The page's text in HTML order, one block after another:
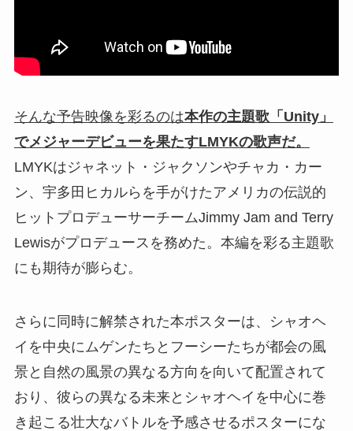
そんな予告映像を彩るのは本作の主題歌「Unity」
でメジャーデビューを果たすLMYKの歌声だ。
LMYKはジャネット・ジャクソンやチャカ・カー
ン、宇多田ヒカルらを手がけたアメリカの伝説的
ヒットプロデューサーチームJimmy Jam and Terry
Lewisがプロデュースを務めた。本編を彩る主題歌
にも期待が膨らむ。
さらに同時に解禁された本ポスターは、シャオヘ
イを中央にムゲンたちとフーシーたちが都会の風
景と自然の風景の異なる方向を向いて配置されて
おり、彼らの異なる未来とシャオヘイを中心に巻
き起こる壮大なバトルを予感させるポスターにな